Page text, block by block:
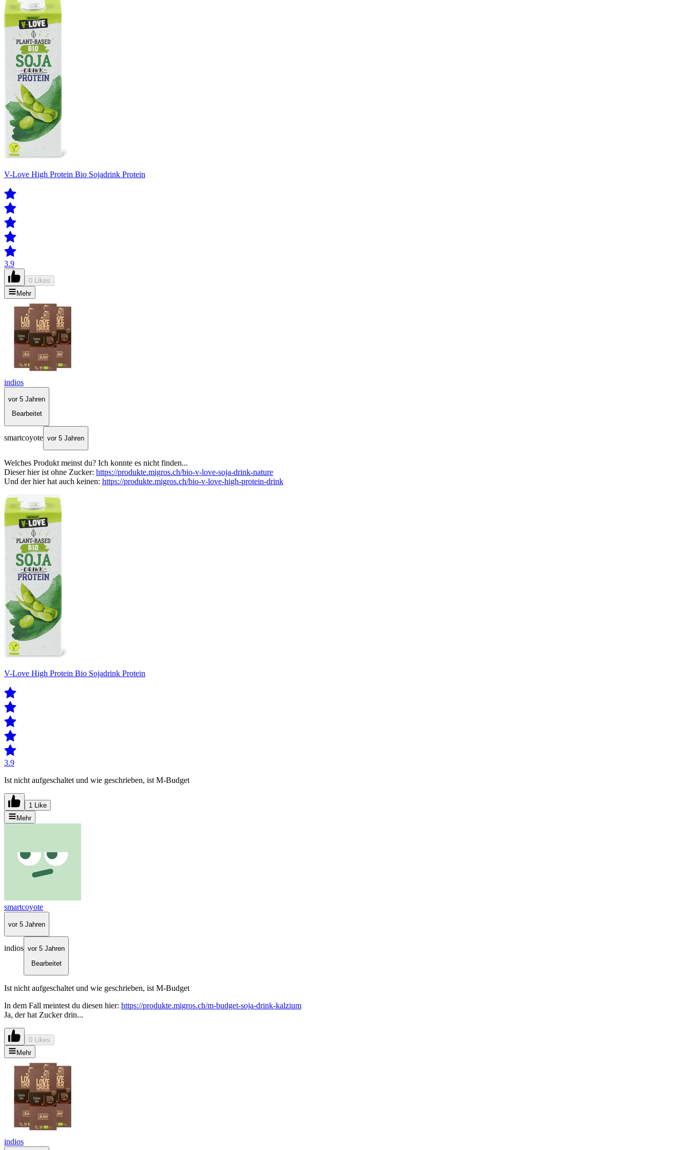
V-Love High Protein Bio Sojadrink Protein
3.9
0 Likes
Mehr
indios
vor 5 Jahren
Bearbeitet
smartcoyote vor 5 Jahren
Welches Produkt meinst du? Ich konnte es nicht finden...
Dieser hier ist ohne Zucker: https://produkte.migros.ch/bio-v-love-soja-drink-nature
Und der hier hat auch keinen: https://produkte.migros.ch/bio-v-love-high-protein-drink
V-Love High Protein Bio Sojadrink Protein
3.9
Ist nicht aufgeschaltet und wie geschrieben, ist M-Budget
1 Like
Mehr
smartcoyote
vor 5 Jahren
indios vor 5 Jahren
Bearbeitet
Ist nicht aufgeschaltet und wie geschrieben, ist M-Budget
In dem Fall meintest du diesen hier: https://produkte.migros.ch/m-budget-soja-drink-kalzium
Ja, der hat Zucker drin...
0 Likes
Mehr
indios